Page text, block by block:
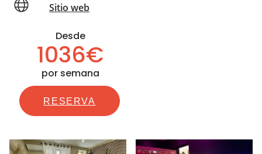
Sitio web
Desde
1036€
por semana
RESERVA